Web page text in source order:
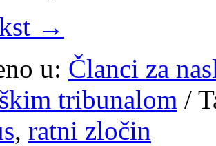
→
u: Članci za
tribunalom /
, ratni zločin